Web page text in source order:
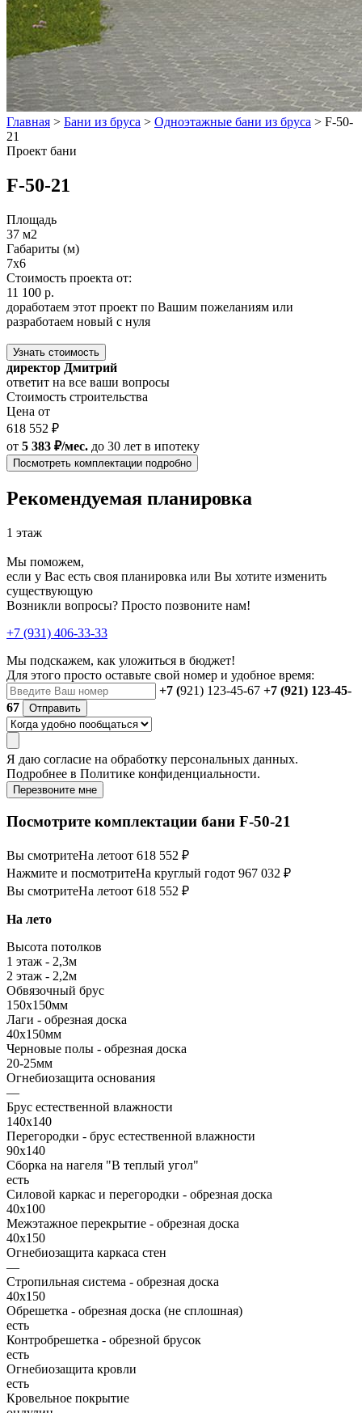
Главная > Бани из бруса > Одноэтажные бани из бруса > F-50-
21
Проект бани
F-50-21
Площадь
37 м2
Габариты (м)
7x6
Стоимость проекта от:
11 100 р.
доработаем этот проект по Вашим пожеланиям или
разработаем новый с нуля
Узнать стоимость
директор Дмитрий
ответит на все ваши вопросы
Стоимость строительства
Цена от
618 552 ₽
от 5 383 ₽/мес. до 30 лет в ипотеку
Посмотреть комплектации подробно
Рекомендуемая планировка
1 этаж
Мы поможем,
если у Вас есть своя планировка или Вы хотите изменить
существующую
Возникли вопросы? Просто позвоните нам!
+7 (931) 406-33-33
Мы подскажем, как уложиться в бюджет!
Для этого просто оставьте свой номер и удобное время:
+7 (921) 123-45-67 +7 (921) 123-45-
67
Отправить
Я даю согласие на обработку персональных данных.
Подробнее в Политике конфиденциальности.
Перезвоните мне
Посмотрите комплектации бани F-50-21
Вы смотритеНа летоот 618 552 ₽
Нажмите и посмотритеНа круглый годот 967 032 ₽
Вы смотритеНа летоот 618 552 ₽
На лето
Высота потолков
1 этаж - 2,3м
2 этаж - 2,2м
Обвязочный брус
150х150мм
Лаги - обрезная доска
40х150мм
Черновые полы - обрезная доска
20-25мм
Огнебиозащита основания
—
Брус естественной влажности
140х140
Перегородки - брус естественной влажности
90х140
Сборка на нагеля "В теплый угол"
есть
Силовой каркас и перегородки - обрезная доска
40х100
Межэтажное перекрытие - обрезная доска
40х150
Огнебиозащита каркаса стен
—
Стропильная система - обрезная доска
40х150
Обрешетка - обрезная доска (не сплошная)
есть
Контробрешетка - обрезной брусок
есть
Огнебиозащита кровли
есть
Кровельное покрытие